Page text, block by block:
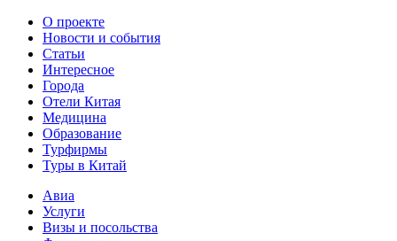
О проекте
Новости и события
Статьи
Интересное
Города
Отели Китая
Медицина
Образование
Турфирмы
Туры в Китай
Авиа
Услуги
Визы и посольства